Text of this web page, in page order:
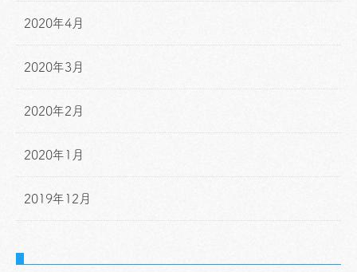
2020年4月
2020年3月
2020年2月
2020年1月
2019年12月